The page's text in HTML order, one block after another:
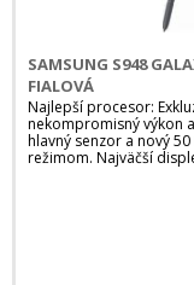
SAMSUNG S948
FIALOVÁ
Najlepší procesor:
nekompromisný výkon
hlavný senzor a nový
režimom. Najväčší